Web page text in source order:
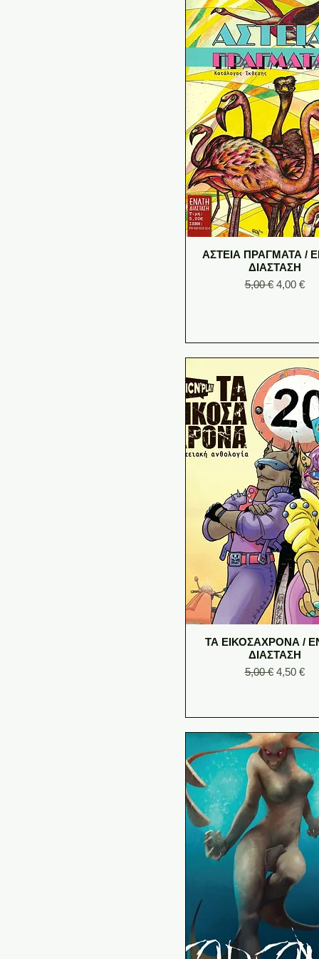
ΑΣΤΕΙΑ ΠΡΑΓΜΑΤΑ /
ΔΙΑΣΤΑΣΗ
Regular Price
5,00 € Sale Price
4,00 €
ΤΑ ΕΙΚΟΣΑΧΡΟΝΑ /
ΔΙΑΣΤΑΣΗ
Regular Price
5,00 € Sale Price
4,50 €